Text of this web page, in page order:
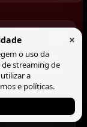
Comentar
×
o uso da
streaming de
a
e políticas.